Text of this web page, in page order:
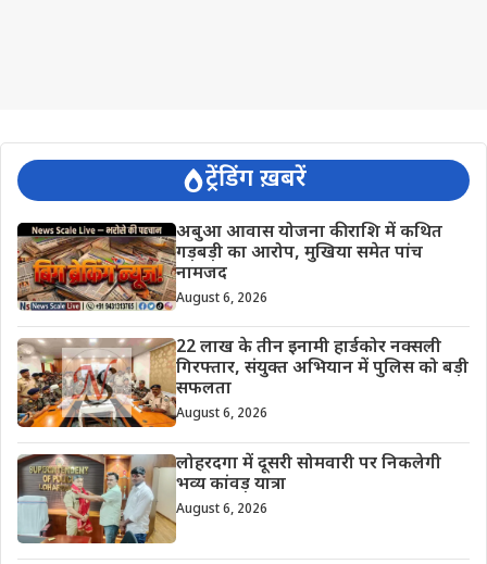
ट्रेंडिंग ख़बरें
अबुआ आवास योजना की राशि में कथित
गड़बड़ी का आरोप, मुखिया समेत पांच
नामजद
August 6, 2026
22 लाख के तीन इनामी हार्डकोर नक्सली
गिरफ्तार, संयुक्त अभियान में पुलिस को बड़ी
सफलता
August 6, 2026
लोहरदगा में दूसरी सोमवारी पर निकलेगी
भव्य कांवड़ यात्रा
August 6, 2026